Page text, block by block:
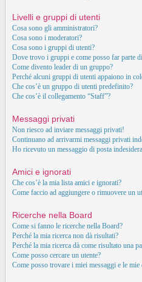
Livelli e gruppi di utenti
Cosa sono gli amministratori?
Cosa sono i moderatori?
Cosa sono i gruppi di utenti?
Dove trovo i gruppi e come posso far parte
Come divento leader di un gruppo?
Perché alcuni gruppi di utenti appaiono in
Che cos’è un gruppo di utenti predefinito?
Che cos’è il collegamento “Staff”?
Messaggi privati
Non riesco ad inviare messaggi privati!
Continuano ad arrivarmi messaggi privati
Ho ricevuto un messaggio di posta
Amici e ignorati
Che cos’è la mia lista amici e ignorati?
Come faccio ad aggiungere o rimuovere un
Ricerche nella Board
Come si fanno le ricerche nella Board?
Perché la mia ricerca non dà risultati?
Perché la mia ricerca dà come risultato una
Come posso cercare un utente?
Come posso trovare i miei messaggi e le mie